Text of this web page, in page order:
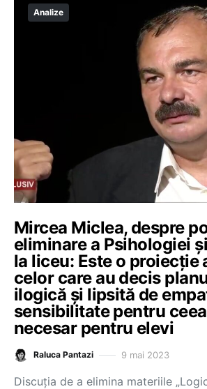
Analize
Mircea Miclea, despre
eliminare a Psihologiei
la liceu: Este o proiecție
celor care au decis
ilogică și lipsită de
sensibilitate pentru
necesar pentru elevi
Raluca Pantazi 9 mai 2023
Discuția de a elimina materiile